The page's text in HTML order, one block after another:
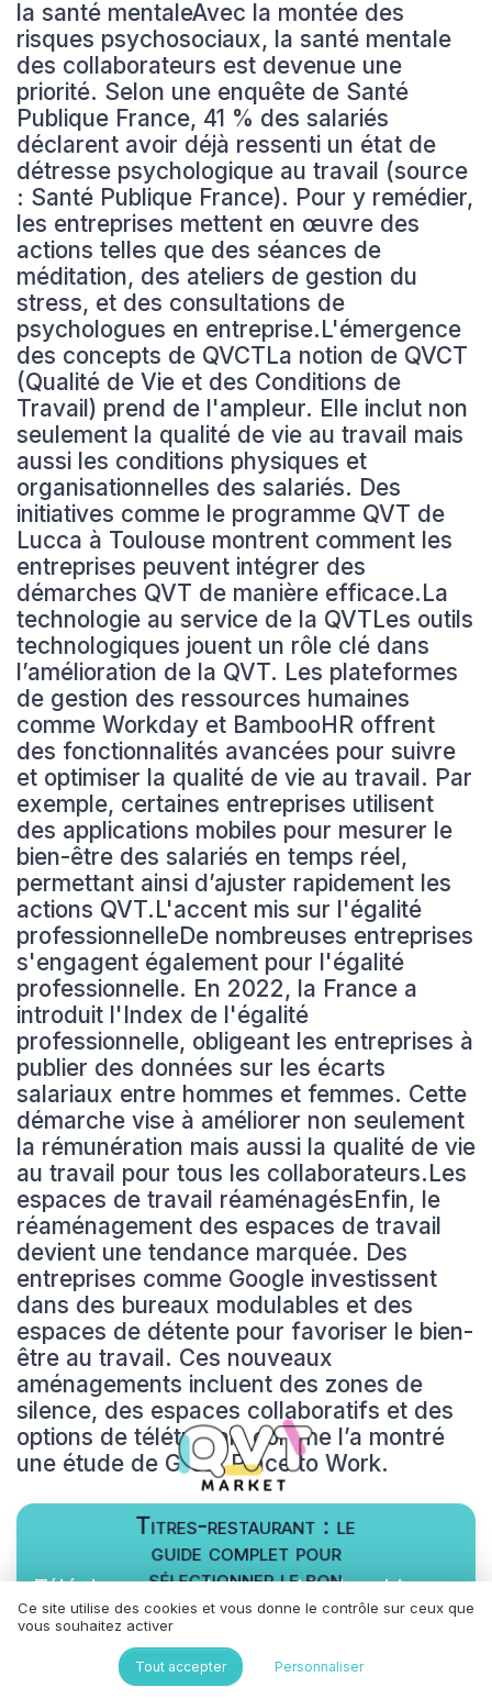
la santé mentaleAvec la montée des
risques psychosociaux, la santé mentale
des collaborateurs est devenue une
priorité. Selon une enquête de Santé
Publique France, 41 % des salariés
déclarent avoir déjà ressenti un état de
détresse psychologique au travail (source
: Santé Publique France). Pour y remédier,
les entreprises mettent en œuvre des
actions telles que des séances de
méditation, des ateliers de gestion du
stress, et des consultations de
psychologues en entreprise.L'émergence
des concepts de QVCTLa notion de QVCT
(Qualité de Vie et des Conditions de
Travail) prend de l'ampleur. Elle inclut non
seulement la qualité de vie au travail mais
aussi les conditions physiques et
organisationnelles des salariés. Des
initiatives comme le programme QVT de
Lucca à Toulouse montrent comment les
entreprises peuvent intégrer des
démarches QVT de manière efficace.La
technologie au service de la QVTLes outils
technologiques jouent un rôle clé dans
l’amélioration de la QVT. Les plateformes
de gestion des ressources humaines
comme Workday et BambooHR offrent
des fonctionnalités avancées pour suivre
et optimiser la qualité de vie au travail. Par
exemple, certaines entreprises utilisent
des applications mobiles pour mesurer le
bien-être des salariés en temps réel,
permettant ainsi d’ajuster rapidement les
actions QVT.L'accent mis sur l'égalité
professionnelleDe nombreuses entreprises
s'engagent également pour l'égalité
professionnelle. En 2022, la France a
introduit l'Index de l'égalité
professionnelle, obligeant les entreprises à
publier des données sur les écarts
salariaux entre hommes et femmes. Cette
démarche vise à améliorer non seulement
la rémunération mais aussi la qualité de vie
au travail pour tous les collaborateurs.Les
espaces de travail réaménagésEnfin, le
réaménagement des espaces de travail
devient une tendance marquée. Des
entreprises comme Google investissent
dans des bureaux modulables et des
espaces de détente pour favoriser le bien-
être au travail. Ces nouveaux
aménagements incluent des zones de
silence, des espaces collaboratifs et des
options de télétravail, comme l’a montré
une étude de Great Place to Work.
Titres-restaurant : le
guide complet pour
sélectionner le bon
partenaire
QVT Market — 2026
Téléchargez gratuitement le livre blanc
En remplissant ce formulaire, j’accepte d’être contacté(e)
à des fins commerciales par QVT Market et ses
Ce site utilise des cookies et vous donne le contrôle sur ceux que
vous souhaitez activer
Tout accepter Personnaliser